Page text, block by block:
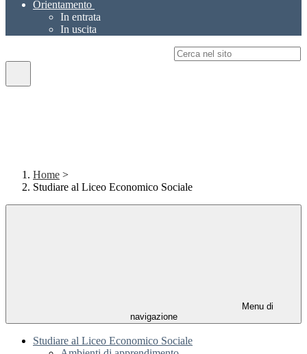
Orientamento
In entrata
In uscita
Home >
Studiare al Liceo Economico Sociale
Menu di
navigazione
Studiare al Liceo Economico Sociale